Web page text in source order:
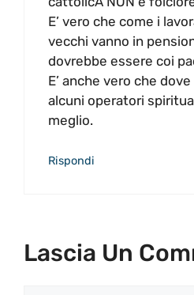
E’ vero che come i
vecchi vanno in
dovrebbe essere coi
E’ anche vero che
alcuni operatori
meglio.
Rispondi
Lascia Un